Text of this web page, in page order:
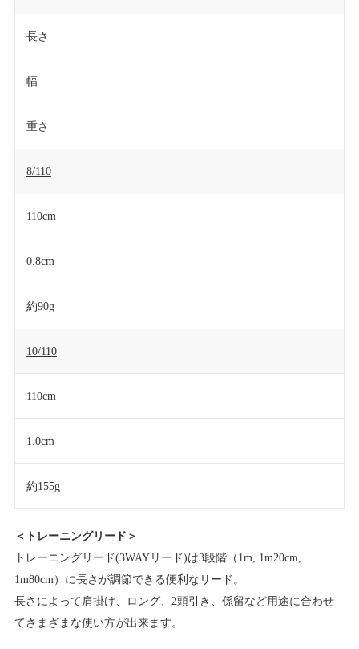
長さ
幅
重さ
8/110
110cm
0.8cm
約90g
10/110
110cm
1.0cm
約155g
＜トレーニングリード＞
トレーニングリード(3WAYリード)は3段階（1m, 1m20cm,
1m80cm）に長さが調節できる便利なリード。
長さによって肩掛け、ロング、2頭引き、係留など用途に合わせ
てさまざまな使い方が出来ます。